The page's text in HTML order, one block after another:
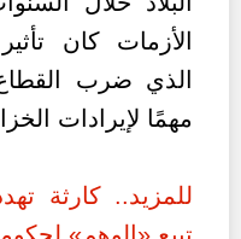
الأزمات كان
الذي ضرب
مهمًا لإيرادات
للمزيد.. كارثة